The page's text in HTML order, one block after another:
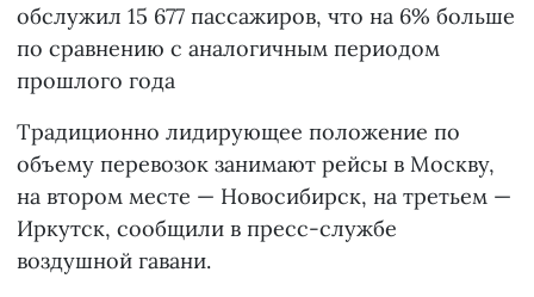
обслужил 15 677 пассажиров, что на 6% больше
по сравнению с аналогичным периодом
прошлого года
Традиционно лидирующее положение по
объему перевозок занимают рейсы в Москву,
на втором месте — Новосибирск, на третьем —
Иркутск, сообщили в пресс-службе
воздушной гавани.